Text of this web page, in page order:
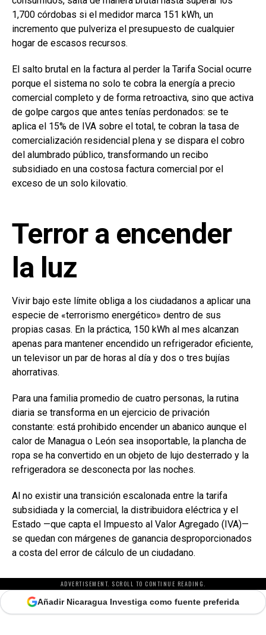
1,700 córdobas si el medidor marca 151 kWh, un
incremento que pulveriza el presupuesto de cualquier
hogar de escasos recursos.
El salto brutal en la factura al perder la Tarifa Social ocurre
porque el sistema no solo te cobra la energía a precio
comercial completo y de forma retroactiva, sino que activa
de golpe cargos que antes tenías perdonados: se te
aplica el 15% de IVA sobre el total, te cobran la tasa de
comercialización residencial plena y se dispara el cobro
del alumbrado público, transformando un recibo
subsidiado en una costosa factura comercial por el
exceso de un solo kilovatio.
Terror a encender
la luz
Vivir bajo este límite obliga a los ciudadanos a aplicar una
especie de «terrorismo energético» dentro de sus
propias casas. En la práctica, 150 kWh al mes alcanzan
apenas para mantener encendido un refrigerador eficiente,
un televisor un par de horas al día y dos o tres bujías
ahorrativas.
Para una familia promedio de cuatro personas, la rutina
diaria se transforma en un ejercicio de privación
constante: está prohibido encender un abanico aunque el
calor de Managua o León sea insoportable, la plancha de
ropa se ha convertido en un objeto de lujo desterrado y la
refrigeradora se desconecta por las noches.
Al no existir una transición escalonada entre la tarifa
subsidiada y la comercial, la distribuidora eléctrica y el
Estado —que capta el Impuesto al Valor Agregado (IVA)—
se quedan con márgenes de ganancia desproporcionados
a costa del error de cálculo de un ciudadano.
ADVERTISEMENT. SCROLL TO CONTINUE READING.
Añadir Nicaragua Investiga como fuente preferida